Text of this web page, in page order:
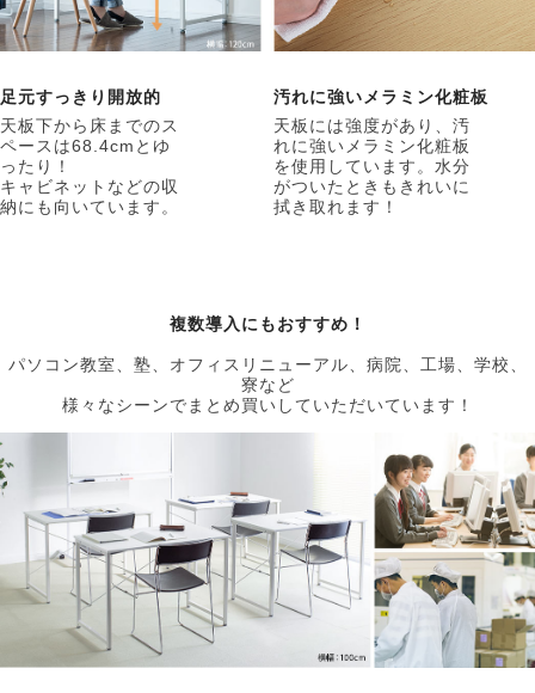
足元すっきり開放的
天板下から床までのス
ペースは68.4cmとゆ
ったり！
キャビネットなどの収
納にも向いています。
汚れに強いメラミン化粧板
天板には強度があり、汚
れに強いメラミン化粧板
を使用しています。水分
がついたときもきれいに
拭き取れます！
複数導入にもおすすめ！
パソコン教室、塾、オフィスリニューアル、病院、工場、学校、
寮など
様々なシーンでまとめ買いしていただいています！